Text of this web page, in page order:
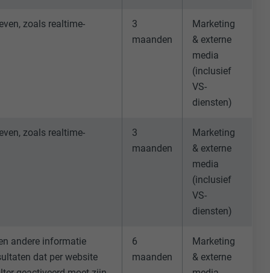
zoals realtime-
3
maanden
Marketing
& externe
media
(inclusief
VS-
diensten)
zoals realtime-
3
maanden
Marketing
& externe
media
(inclusief
VS-
diensten)
andere informatie
dat per website
6
maanden
Marketing
& externe
het
ons"-